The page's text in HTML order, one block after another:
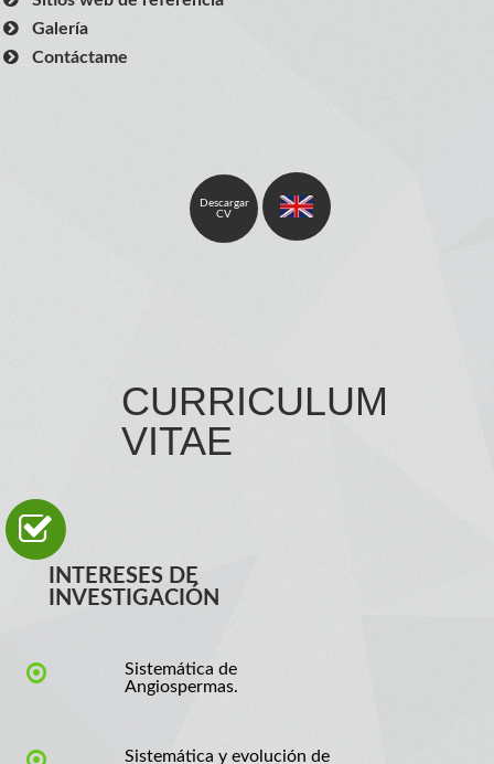
Galería
Contáctame
Descargar
CV
CURRICULUM
VITAE
INTERESES DE
INVESTIGACIÓN
Sistemática de
Angiospermas.
Sistemática y evolución de